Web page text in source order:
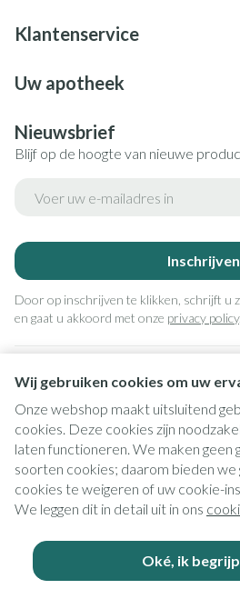
Wij gebruiken cookies om uw
Onze webshop maakt uitsluitend
cookies. Deze cookies zijn
laten functioneren. We maken geen
soorten cookies; daarom bieden we
cookies te weigeren of uw cookie-
We leggen dit in detail uit in ons
Oké, ik
Klantenservice
Uw apotheek
Nieuwsbrief
Blijf op de hoogte van nieuwe
Inschrijven
Door op inschrijven te klikken, schrijft u
en gaat u akkoord met onze privacy policy.
Juridische links